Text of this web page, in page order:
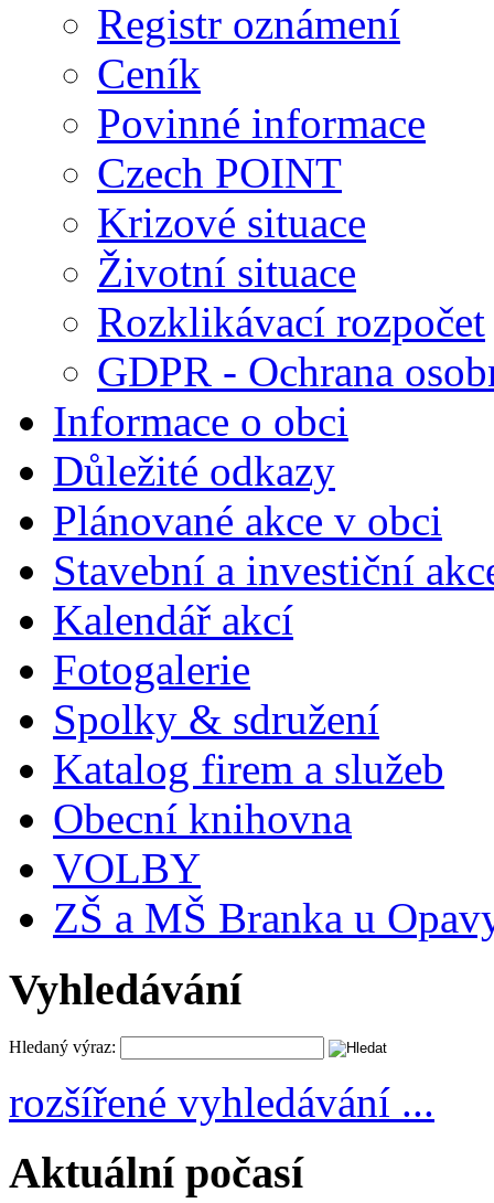
Registr oznámení
Ceník
Povinné informace
Czech POINT
Krizové situace
Životní situace
Rozklikávací rozpočet
GDPR - Ochrana
Informace o obci
Důležité odkazy
Plánované akce v obci
Stavební a investiční
Kalendář akcí
Fotogalerie
Spolky & sdružení
Katalog firem a služeb
Obecní knihovna
VOLBY
ZŠ a MŠ Branka u
Vyhledávání
Hledaný výraz:
rozšířené vyhledávání ...
Aktuální počasí